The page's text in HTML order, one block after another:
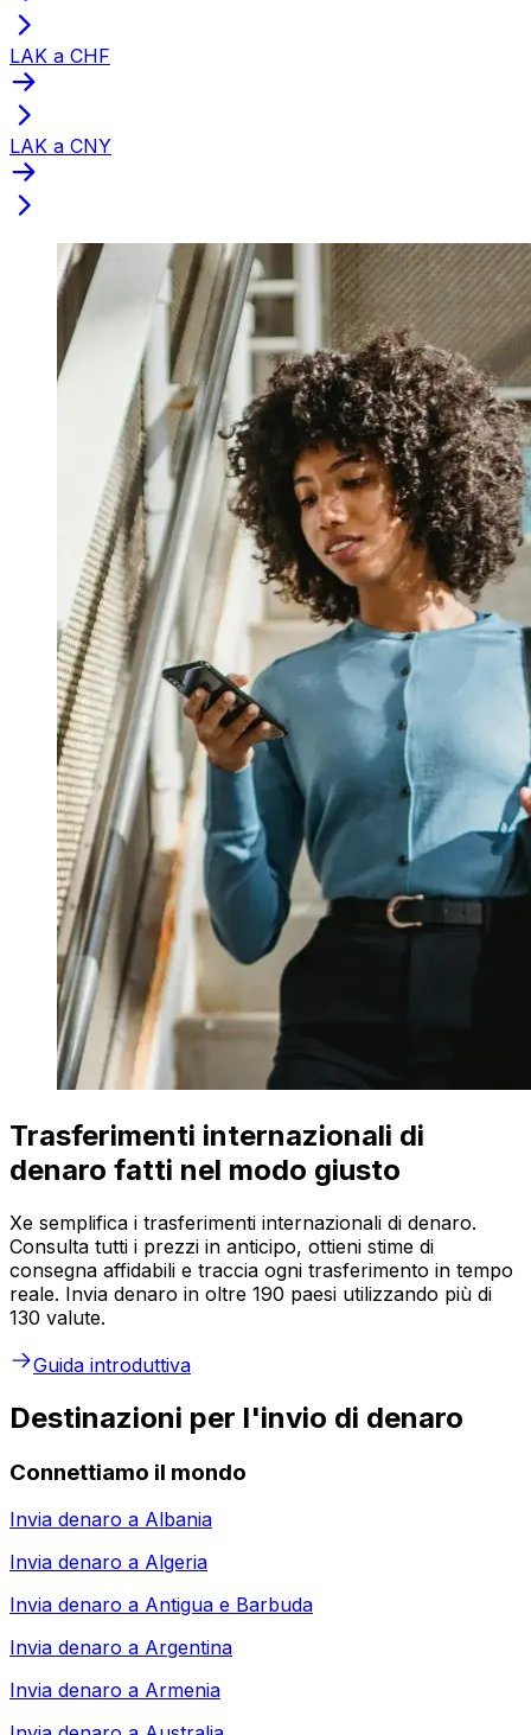
LAK a CHF
LAK a CNY
Trasferimenti internazionali di
denaro fatti nel modo giusto
Xe semplifica i trasferimenti internazionali di denaro.
Consulta tutti i prezzi in anticipo, ottieni stime di
consegna affidabili e traccia ogni trasferimento in tempo
reale. Invia denaro in oltre 190 paesi utilizzando più di
130 valute.
Guida introduttiva
Destinazioni per l'invio di denaro
Connettiamo il mondo
Invia denaro a Albania
Invia denaro a Algeria
Invia denaro a Antigua e Barbuda
Invia denaro a Argentina
Invia denaro a Armenia